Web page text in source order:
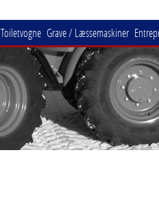
Grave / Læssemaskiner